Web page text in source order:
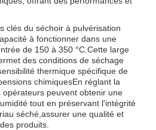
clés du séchoir à pulvérisation
à fonctionner dans une
de 150 à 350 °C.Cette large
des conditions de séchage
thermique spécifique de
chimiquesEn réglant la
peuvent obtenir une
tout en préservant l'intégrité
séché,assurer une qualité et
produits.